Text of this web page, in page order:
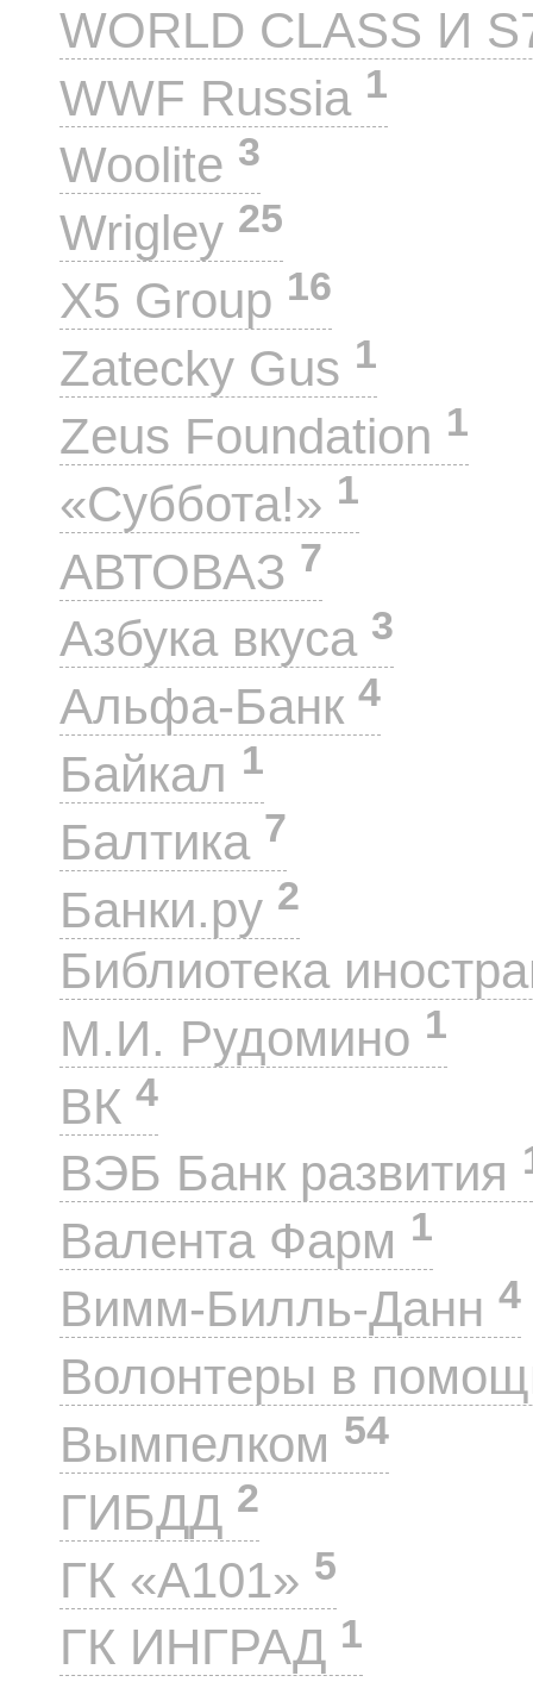
WORLD CLASS И
WWF Russia 1
Woolite 3
Wrigley 25
X5 Group 16
Zatecky Gus 1
Zeus Foundation 1
«Суббота!» 1
АВТОВАЗ 7
Азбука вкуса 3
Альфа-Банк 4
Байкал 1
Балтика 7
Банки.ру 2
Библиотека
М.И. Рудомино 1
ВК 4
ВЭБ Банк развития
Валента Фарм 1
Вимм-Билль-Данн 4
Волонтеры в
Вымпелком 54
ГИБДД 2
ГК «А101» 5
ГК ИНГРАД 1